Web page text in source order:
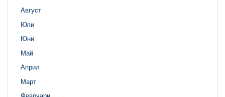
Август
Юли
Юни
Май
Април
Март